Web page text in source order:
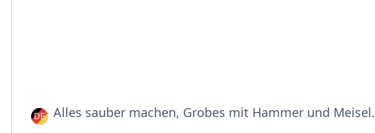
Alles sauber machen, Grobes mit Hammer und Meisel.